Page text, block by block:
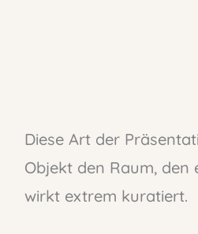
Diese Art der
Objekt den Raum, den
wirkt extrem kuratiert.